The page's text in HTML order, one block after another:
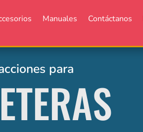
Manuales Contáctanos
para